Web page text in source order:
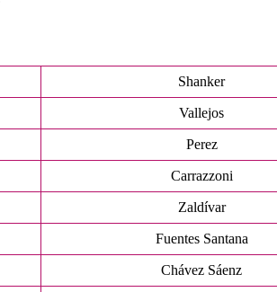
Shanker
Vallejos
Perez
Carrazzoni
Zaldívar
Fuentes Santana
Chávez Sáenz